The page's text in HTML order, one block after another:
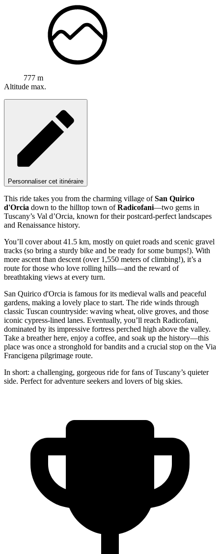
777 m
Altitude max.
Personnaliser cet itinéraire
This ride takes you from the charming village ofSan Quirico
d'Orcia down to the hilltop town ofRadicofani—two gems in
Tuscany’s Val d’Orcia, known for their postcard-perfect landscapes
and Renaissance history.
You’ll cover about 41.5 km, mostly on quiet roads and scenic gravel
tracks (so bring a sturdy bike and be ready for some bumps!). With
more ascent than descent (over 1,550 meters of climbing!), it’s a
route for those who love rolling hills—and the reward of
breathtaking views at every turn.
San Quirico d'Orcia is famous for its medieval walls and peaceful
gardens, making a lovely place to start. The ride winds through
classic Tuscan countryside: waving wheat, olive groves, and those
iconic cypress-lined lanes. Eventually, you’ll reach Radicofani,
dominated by its impressive fortress perched high above the valley.
Take a breather here, enjoy a coffee, and soak up the history—this
place was once a stronghold for bandits and a crucial stop on the Via
Francigena pilgrimage route.
In short: a challenging, gorgeous ride for fans of Tuscany’s quieter
side. Perfect for adventure seekers and lovers of big skies.